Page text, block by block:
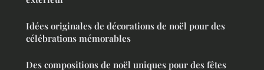
Idées originales de décorations de noël pour des
célébrations mémorables
Des compositions de noël uniques pour des fêtes